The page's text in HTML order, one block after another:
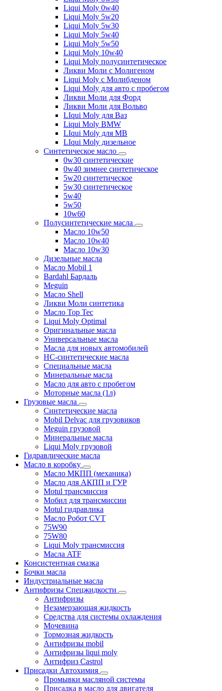
Liqui Moly 0w40
Liqui Moly 5w20
Liqui Moly 5w30
Liqui Moly 5w40
Liqui Moly 5w50
Liqui Moly 10w40
Liqui Moly полусинтетическое
Ликви Моли с Молигеном
Liqui Moly с Молибденом
Liqui Moly для авто с пробегом
Ликви Моли для Форд
Ликви Моли для Вольво
LIqui Moly для Ваз
Liqui Moly BMW
LIqui Moly для MB
LIqui Moly дизельное
Синтетическое масло
0w30 синтетические
0w40 зимнее синтетическое
5w20 синтетическое
5w30 синтетическое
5w40
5w50
10w60
Полусинтетические масла
Масло 10w50
Масло 10w40
Масло 10w30
Дизельные масла
Масло Mobil 1
Bardahl Бардаль
Meguin
Масло Shell
Ликви Моли синтетика
Масло Top Tec
Liqui Moly Optimal
Оригинальные масла
Универсальные масла
Масла для новых автомобилей
HC-синтетические масла
Специальные масла
Минеральные масла
Масло для авто с пробегом
Моторные масла (1л)
Грузовые масла
Синтетические масла
Mobil Delvac для грузовиков
Meguin грузовой
Минеральные масла
Liqui Moly грузовой
Гидравлические масла
Масло в коробку
Масло МКПП (механика)
Масло для АКПП и ГУР
Motul трансмиссия
Мобил для трансмиссии
Motul гидравлика
Масло Робот CVT
75W90
75W80
Liqui Moly трансмиссия
Масла ATF
Консистентная смазка
Бочки масла
Индустриальные масла
Антифризы Спецжидкости
Антифризы
Незамерзающая жидкость
Средства для системы охлаждения
Мочевина
Тормозная жидкость
Антифризы mobil
Антифризы liqui moly
Антифриз Castrol
Присадки Автохимия
Промывки масляной системы
Присадка в масло для двигателя